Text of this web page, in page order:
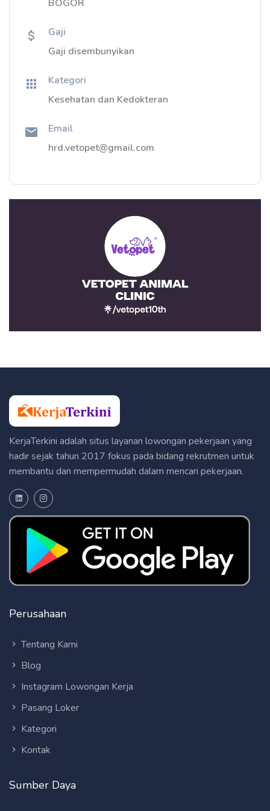
BOGOR
Gaji
Gaji disembunyikan
Kategori
Kesehatan dan Kedokteran
Email
hrd.vetopet@gmail.com
KerjaTerkini adalah situs layanan lowongan pekerjaan yang
hadir sejak tahun 2017 fokus pada bidang rekrutmen untuk
membantu dan mempermudah dalam mencari pekerjaan.
Perusahaan
Tentang Kami
Blog
Instagram Lowongan Kerja
Pasang Loker
Kategori
Kontak
Sumber Daya